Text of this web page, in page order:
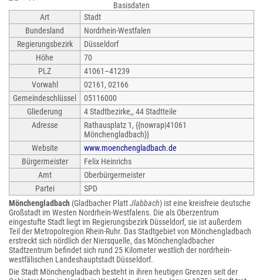
Basisdaten
Art
Stadt
Bundesland
Nordrhein-Westfalen
Regierungsbezirk
Düsseldorf
Höhe
70
PLZ
41061–41239
Vorwahl
02161, 02166
Gemeindeschlüssel
05116000
Gliederung
4 Stadtbezirke,, 44 Stadtteile
Adresse
Rathausplatz 1, {{nowrap|41061
Mönchengladbach}}
Website
www.moenchengladbach.de
Bürgermeister
Felix Heinrichs
Amt
Oberbürgermeister
Partei
SPD
Mönchengladbach (Gladbacher PlattJlabbach) ist eine kreisfreie deutsche
Großstadt im Westen Nordrhein-Westfalens. Die als Oberzentrum
eingestufte Stadt liegt im Regierungsbezirk Düsseldorf, sie ist außerdem
Teil der Metropolregion Rhein-Ruhr. Das Stadtgebiet von Mönchengladbach
erstreckt sich nördlich der Niersquelle, das Mönchengladbacher
Stadtzentrum befindet sich rund 25 Kilometer westlich der nordrhein-
westfälischen Landeshauptstadt Düsseldorf.
Die Stadt Mönchengladbach besteht in ihren heutigen Grenzen seit der